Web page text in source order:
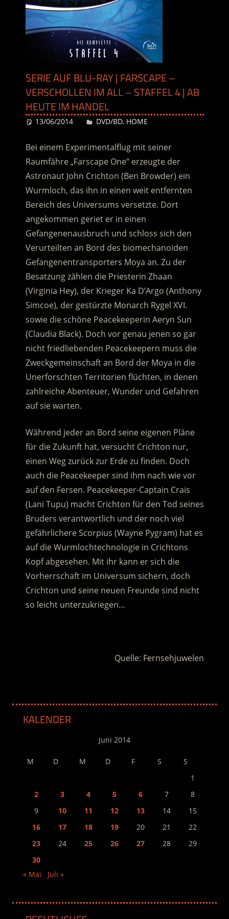
SERIE AUF BLU-RAY | FARSCAPE –
VERSCHOLLEN IM ALL – STAFFEL 4 | AB
HEUTE IM HANDEL
13/06/2014 Desiree
DVD/BD, HOME
Bei einem Experimentalflug mit seiner
Raumfähre „Farscape One“ erzeugte der
Astronaut John Crichton (Ben Browder) ein
Wurmloch, das ihn in einen weit entfernten
Bereich des Universums versetzte. Dort
angekommen geriet er in einen
Gefangenenausbruch und schloss sich den
Verurteilten an Bord des biomechanoiden
Gefangenentransporters Moya an. Zu der
Besatzung zählen die Priesterin Zhaan
(Virginia Hey), der Krieger Ka D’Argo (Anthony
Simcoe), der gestürzte Monarch Rygel XVI.
sowie die schöne Peacekeeperin Aeryn Sun
(Claudia Black). Doch vor genau jenen so gar
nicht friedliebenden Peacekeepern muss die
Zweckgemeinschaft an Bord der Moya in die
Unerforschten Territorien flüchten, in denen
zahlreiche Abenteuer, Wunder und Gefahren
auf sie warten.
Während jeder an Bord seine eigenen Pläne
für die Zukunft hat, versucht Crichton nur,
einen Weg zurück zur Erde zu finden. Doch
auch die Peacekeeper sind ihm nach wie vor
auf den Fersen. Peacekeeper-Captain Crais
(Lani Tupu) macht Crichton für den Tod seines
Bruders verantwortlich und der noch viel
gefährlichere Scorpius (Wayne Pygram) hat es
auf die Wurmlochtechnologie in Crichtons
Kopf abgesehen. Mit ihr kann er sich die
Vorherrschaft im Universum sichern, doch
Crichton und seine neuen Freunde sind nicht
so leicht unterzukriegen…
Quelle: Fernsehjuwelen
KALENDER
Juni 2014
M D M D F S
S
1
2
3 4 5 6 7
8
9
10 11 12 13 14
15
16
17 18 19 20 21
22
23
24 25 26 27 28
29
30
« Mai
Juli »